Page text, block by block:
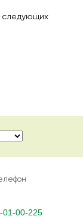
следующих
01-00-225